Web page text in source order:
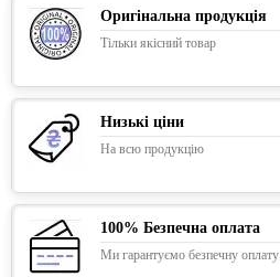
Оригінальна продукція
Тільки якісний товар
Низькі ціни
На всю продукцію
100% Безпечна оплата
Ми гарантуємо безпечну оплату